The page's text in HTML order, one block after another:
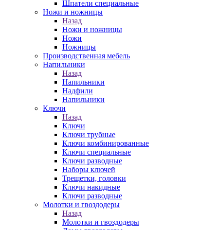
Шпатели специальные
Ножи и ножницы
Назад
Ножи и ножницы
Ножи
Ножницы
Производственная мебель
Напильники
Назад
Напильники
Надфили
Напильники
Ключи
Назад
Ключи
Ключи трубные
Ключи комбинированные
Ключи специальные
Ключи разводные
Наборы ключей
Трещетки, головки
Ключи накидные
Ключи разводные
Молотки и гвоздодеры
Назад
Молотки и гвоздодеры